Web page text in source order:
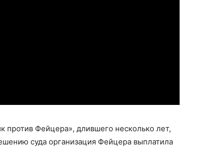
против Фейцера», длившего несколько лет,
суда организация Фейцера выплатила